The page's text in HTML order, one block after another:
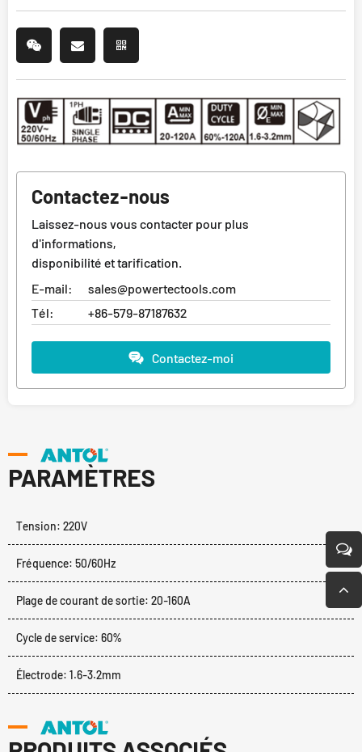
Contactez-nous
Laissez-nous vous contacter pour plus
d'informations,
disponibilité et tarification.
E-mail:
sales@powertectools.com
Tél:
+86-579-87187632
Contactez-moi
PARAMÈTRES
Tension: 220V
Fréquence: 50/60Hz
Plage de courant de sortie: 20-160A
Cycle de service: 60%
Électrode: 1.6-3.2mm